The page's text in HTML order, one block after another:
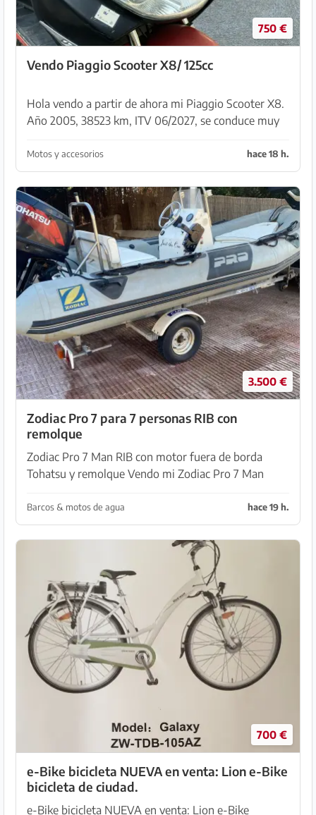
750 €
Vendo Piaggio Scooter X8/ 125cc
Hola vendo a partir de ahora mi Piaggio Scooter X8.
Año 2005, 38523 km, ITV 06/2027, se conduce muy
española whats app +491737123194
Motos y accesorios hace 18 h.
3.500 €
Zodiac Pro 7 para 7 personas RIB con
remolque
Zodiac Pro 7 Man RIB con motor fuera de borda
Tohatsu y remolque Vendo mi Zodiac Pro 7 Man
perfecto para excursiones de un día, ir de playa en
playa...
Barcos & motos de agua hace 19 h.
700 €
e-Bike bicicleta NUEVA en venta: Lion e-Bike
bicicleta de ciudad.
e-Bike bicicleta NUEVA en venta: Lion e-Bike